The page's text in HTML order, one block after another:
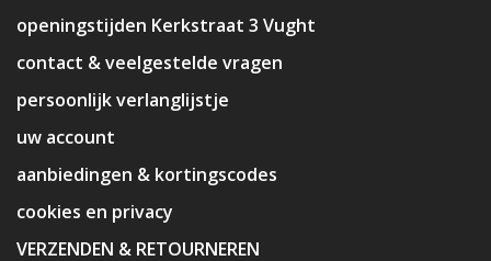
openingstijden Kerkstraat 3 Vught
contact & veelgestelde vragen
persoonlijk verlanglijstje
uw account
aanbiedingen & kortingscodes
cookies en privacy
VERZENDEN & RETOURNEREN